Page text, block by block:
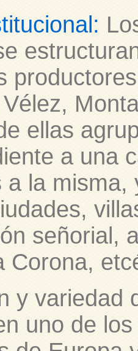
ellas
a una
a la
señorial,
Corona,
y variedad
uno de